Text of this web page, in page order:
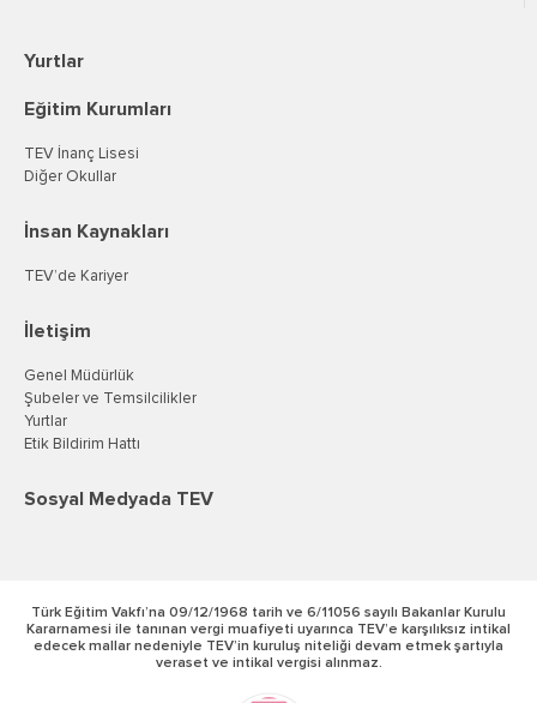
Yurtlar
Eğitim Kurumları
TEV İnanç Lisesi
Diğer Okullar
İnsan Kaynakları
TEV’de Kariyer
İletişim
Genel Müdürlük
Şubeler ve Temsilcilikler
Yurtlar
Etik Bildirim Hattı
Sosyal Medyada TEV
Türk Eğitim Vakfı’na 09/12/1968 tarih ve 6/11056 sayılı Bakanlar Kurulu
Kararnamesi ile tanınan vergi muafiyeti uyarınca TEV’e karşılıksız intikal
edecek mallar nedeniyle TEV’in kuruluş niteliği devam etmek şartıyla
veraset ve intikal vergisi alınmaz.